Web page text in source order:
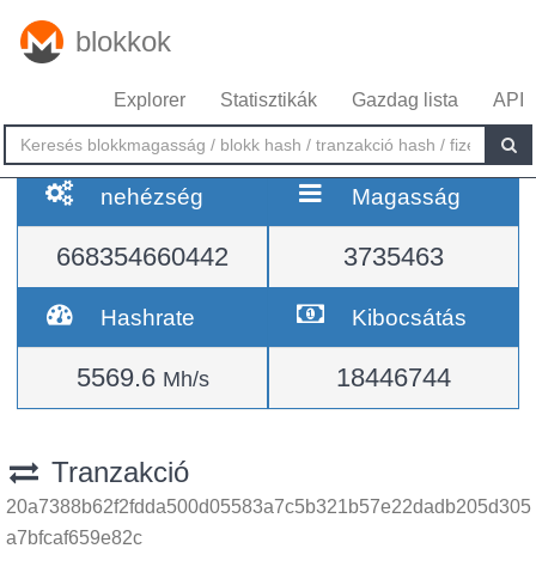
blokkok
Explorer Statisztikák Gazdag lista API
nehézség
668354660442
Magasság
3735463
Hashrate
5569.6 Mh/s
Kibocsátás
18446744
Tranzakció
20a7388b62f2fdda500d05583a7c5b321b57e22dadb205d305
a7bfcaf659e82c